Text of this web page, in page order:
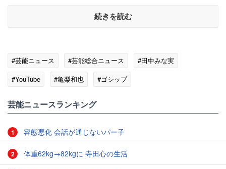
続きを読む
#芸能ニュース #芸能総合ニュース
#田中みな実
#YouTube
#亀梨和也 #ゴシップ
芸能ニュースランキング
1 容態悪化 会話が通じないパー子
2 体重62kg→82kgに 寺田心の生活